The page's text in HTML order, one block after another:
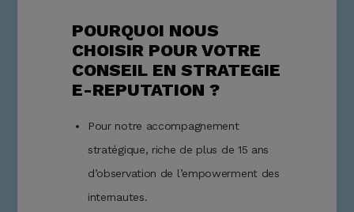
POURQUOI NOUS
CHOISIR POUR VOTRE
CONSEIL EN STRATEGIE
E-REPUTATION ?
Pour notre accompagnement
stratégique, riche de plus de 15 ans
d’observation de l’empowerment des
internautes.